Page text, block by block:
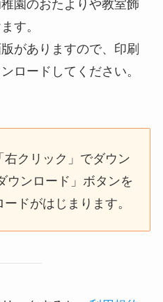
園のおたよりや教室飾
す。
がありますので、印刷
ロードしてください。
クリック」でダウン
ウンロード」ボタンを
ドがはじまります。